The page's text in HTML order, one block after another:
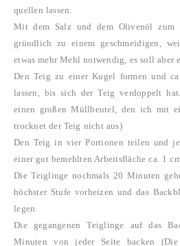
quellen lassen.
Mit dem Salz und dem Olivenöl zum
gründlich zu einem geschmeidigen,
etwas mehr Mehl notwendig, es soll aber
Den Teig zu einer Kugel formen und
lassen, bis sich der Teig verdoppelt
einen großen Müllbeutel, den ich mit
trocknet der Teig nicht aus)
Den Teig in vier Portionen teilen und
einer gut bemehlten Arbeitsfläche ca. 1
Die Teiglinge nochmals 20 Minuten
höchster Stufe vorheizen und das
legen.
Die gegangenen Teiglinge auf das
Minuten von jeder Seite backen